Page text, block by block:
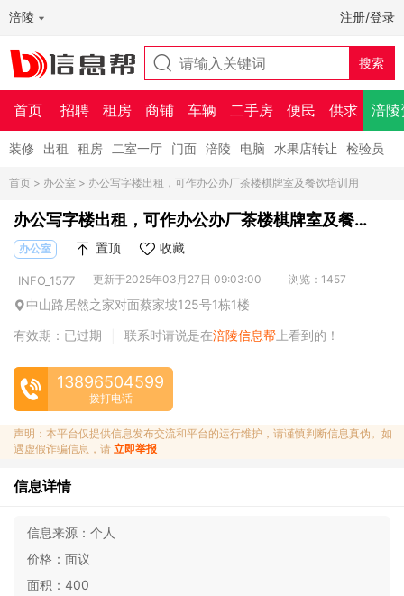
涪陵 注册/登录
首页 招聘 租房 商铺 车辆 二手房 便民 供求 涪陵
装修 出租 租房 二室一厅 门面 涪陵 电脑 水果店转让 检验员
首页 > 办公室 > 办公写字楼出租，可作办公办厂茶楼棋牌室及餐饮培训用
办公写字楼出租，可作办公办厂茶楼棋牌室及餐
饮培训用
办公室 置顶 收藏
INFO_1577 更新于2025年03月27日 09:03:00 浏览：1457
中山路居然之家对面蔡家坡125号1栋1楼
有效期：已过期
联系时请说是在涪陵信息帮 上看到的！
13896504599
拨打电话
声明：本平台仅提供信息发布交流和平台的运行维护，请谨慎判断信息真伪。如
遇虚假诈骗信息，请 立即举报
信息详情
信息来源： 个人
价格： 面议
面积： 400